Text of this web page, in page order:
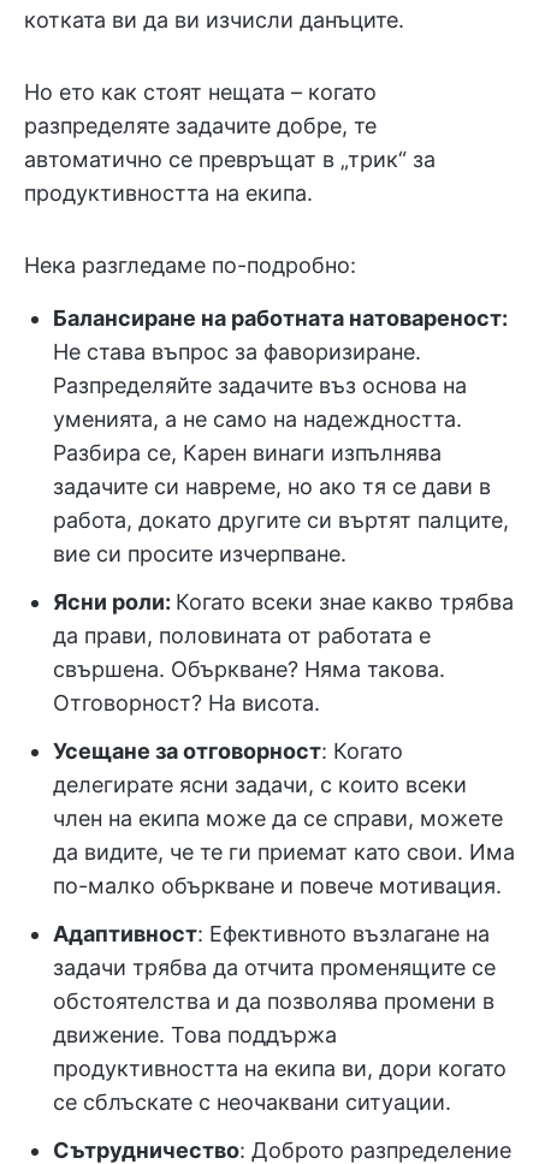
котката ви да ви изчисли данъците.
Но ето как стоят нещата – когато
разпределяте задачите добре, те
автоматично се превръщат в „трик“ за
продуктивността на екипа.
Нека разгледаме по-подробно:
Балансиране на работната натовареност:
Не става въпрос за фаворизиране.
Разпределяйте задачите въз основа на
уменията, а не само на надеждността.
Разбира се, Карен винаги изпълнява
задачите си навреме, но ако тя се дави в
работа, докато другите си въртят палците,
вие си просите изчерпване.
Ясни роли: Когато всеки знае какво трябва
да прави, половината от работата е
свършена. Объркване? Няма такова.
Отговорност? На висота.
Усещане за отговорност: Когато
делегирате ясни задачи, с които всеки
член на екипа може да се справи, можете
да видите, че те ги приемат като свои. Има
по-малко объркване и повече мотивация.
Адаптивност: Ефективното възлагане на
задачи трябва да отчита променящите се
обстоятелства и да позволява промени в
движение. Това поддържа
продуктивността на екипа ви, дори когато
се сблъскате с неочаквани ситуации.
Сътрудничество: Доброто разпределение